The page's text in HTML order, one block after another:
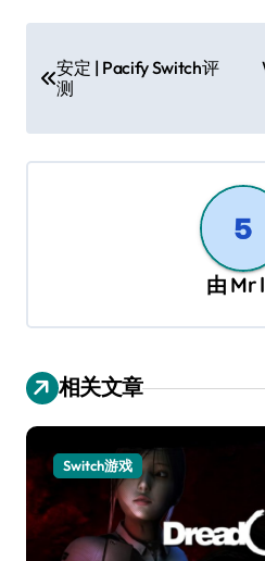
章 安定 | Pacify Switch评
测
由 Mr
相关文章
Switch游戏